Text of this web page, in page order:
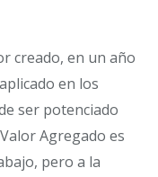
creado, en un año
en los
ser potenciado
Agregado es
pero a la